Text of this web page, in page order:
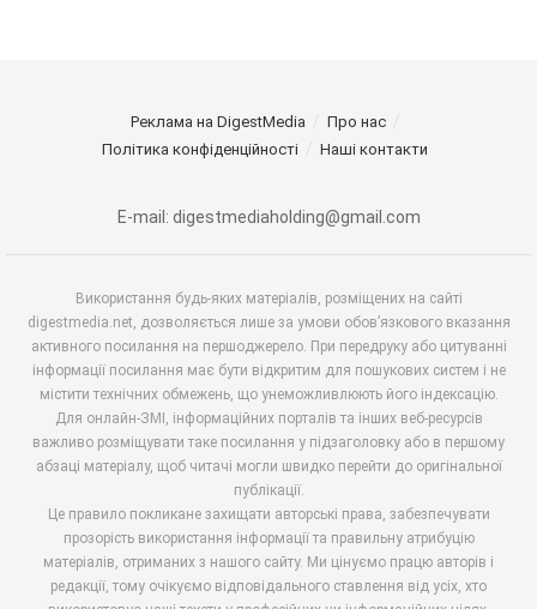
Реклама на DigestMedia
Про нас
Політика конфіденційності
Наші контакти
E-mail: digestmediaholding@gmail.com
Використання будь-яких матеріалів, розміщених на сайті
digestmedia.net, дозволяється лише за умови обов’язкового вказання
активного посилання на першоджерело. При передруку або цитуванні
інформації посилання має бути відкритим для пошукових систем і не
містити технічних обмежень, що унеможливлюють його індексацію.
Для онлайн-ЗМІ, інформаційних порталів та інших веб-ресурсів
важливо розміщувати таке посилання у підзаголовку або в першому
абзаці матеріалу, щоб читачі могли швидко перейти до оригінальної
публікації.
Це правило покликане захищати авторські права, забезпечувати
прозорість використання інформації та правильну атрибуцію
матеріалів, отриманих з нашого сайту. Ми цінуємо працю авторів і
редакції, тому очікуємо відповідального ставлення від усіх, хто